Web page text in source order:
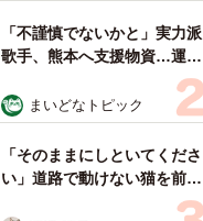
う」
「不謹慎でないかと」実力派
歌手、熊本へ支援物資…運搬
トラックの車体デザインにた
めらい 「痛いほど伝わる」
「行動され立派」
まいどなトピック
「そのままにしといてくださ
い」道路で動けない猫を前に
返された一言… 懸命に生き